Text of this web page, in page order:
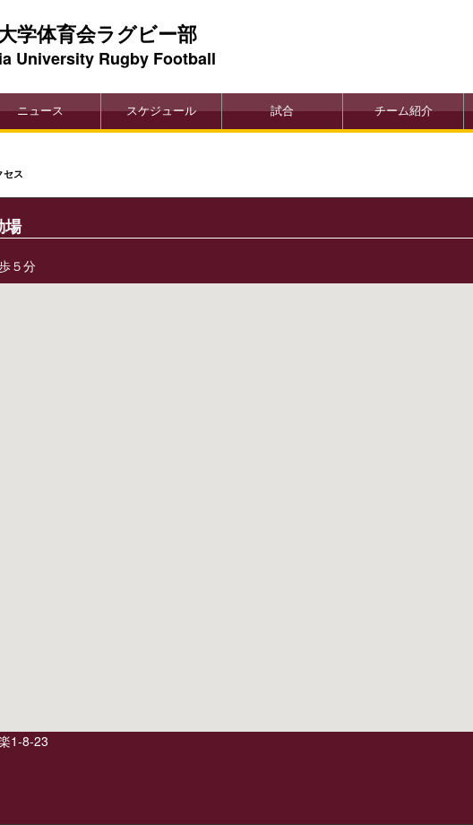
学体育会ラグビー部
University Rugby Football
ニュース スケジュール 試合 チーム紹介
セス
場
５分
1-8-23